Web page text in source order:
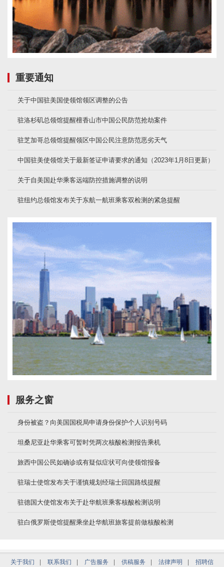
重要通知
关于中国驻美国使领馆领区调整的公告
驻洛杉矶总领馆提醒檀香山市中国公民防范抢劫案件
驻芝加哥总领馆提醒领区中国公民注意防范恶劣天气
中国驻美使领馆关于最新签证申请要求的通知（2023年1月8日更新）
关于自美国赴华乘客远端防控措施调整的说明
驻纽约总领馆发布关于东航一航班乘客双检测的紧急提醒
服务之窗
身份被盗？向美国国税局申请身份保护个人识别号码
坦桑尼亚赴华乘客可暂时凭两次核酸检测报告乘机
旅西中国公民如确诊或有疑似症状可向使领馆报备
驻瑞士使馆发布关于谨慎规划经瑞士回国路线提醒
驻德国大使馆发布关于赴华航班乘客核酸检测说明
驻白俄罗斯使馆提醒乘坐赴华航班旅客提前做核酸检测
关于我们 | 联系我们 | 广告服务 | 供稿服务 | 法律声明 | 招聘信